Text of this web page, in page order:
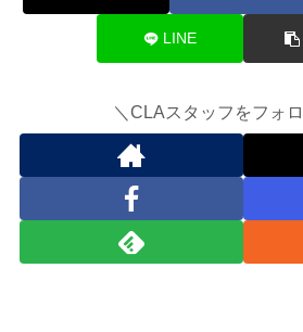
LINE
＼CLAスタッフをフォ